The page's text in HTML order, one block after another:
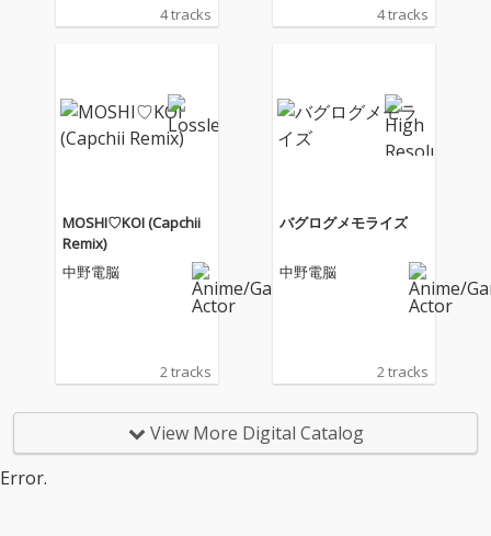
4 tracks 4 tracks
MOSHI♡KOI (Capchii
Remix)
中野電脳
2 tracks
バグログメモライズ
中野電脳
2 tracks
View More Digital Catalog
Error.